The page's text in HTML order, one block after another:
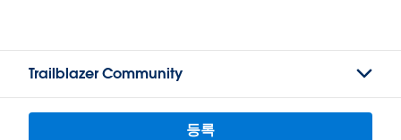
Trailblazer Community
등록